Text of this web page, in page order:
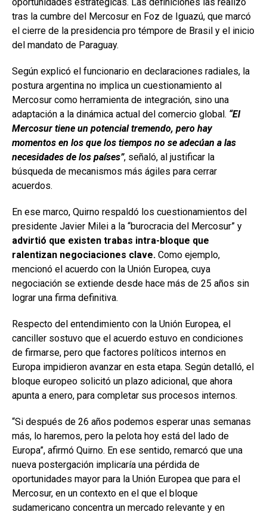
tras la cumbre del Mercosur en Foz de Iguazú, que marcó
el cierre de la presidencia pro témpore de Brasil y el inicio
del mandato de Paraguay.
Según explicó el funcionario en declaraciones radiales, la
postura argentina no implica un cuestionamiento al
Mercosur como herramienta de integración, sino una
adaptación a la dinámica actual del comercio global. “El
Mercosur tiene un potencial tremendo, pero hay
momentos en los que los tiempos no se adecúan a las
necesidades de los países”, señaló, al justificar la
búsqueda de mecanismos más ágiles para cerrar
acuerdos.
En ese marco, Quirno respaldó los cuestionamientos del
presidente Javier Milei a la “burocracia del Mercosur” y
advirtió que existen trabas intra-bloque que
ralentizan negociaciones clave. Como ejemplo,
mencionó el acuerdo con la Unión Europea, cuya
negociación se extiende desde hace más de 25 años sin
lograr una firma definitiva.
Respecto del entendimiento con la Unión Europea, el
canciller sostuvo que el acuerdo estuvo en condiciones
de firmarse, pero que factores políticos internos en
Europa impidieron avanzar en esta etapa. Según detalló, el
bloque europeo solicitó un plazo adicional, que ahora
apunta a enero, para completar sus procesos internos.
“Si después de 26 años podemos esperar unas semanas
más, lo haremos, pero la pelota hoy está del lado de
Europa”, afirmó Quirno. En ese sentido, remarcó que una
nueva postergación implicaría una pérdida de
oportunidades mayor para la Unión Europea que para el
Mercosur, en un contexto en el que el bloque
sudamericano concentra un mercado relevante y en